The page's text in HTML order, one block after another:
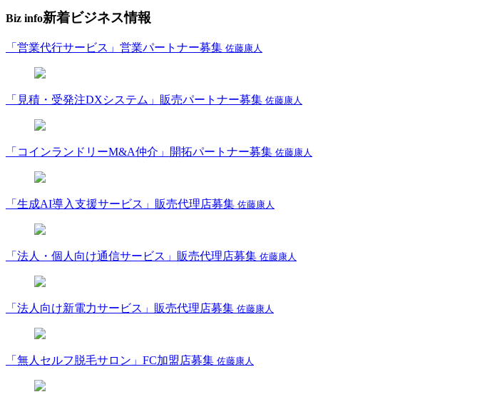
Biz info新着ビジネス情報
「営業代行サービス」営業パートナー募集 佐藤康人
「見積・受発注DXシステム」販売パートナー募集 佐藤康人
「コインランドリーM&A仲介」開拓パートナー募集 佐藤康人
「生成AI導入支援サービス」販売代理店募集 佐藤康人
「法人・個人向け通信サービス」販売代理店募集 佐藤康人
「法人向け新電力サービス」販売代理店募集 佐藤康人
「無人セルフ脱毛サロン」FC加盟店募集 佐藤康人